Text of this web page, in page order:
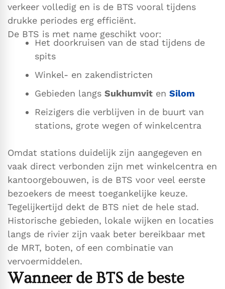
verkeer volledig en is de BTS vooral tijdens
drukke periodes erg efficiënt.
De BTS is met name geschikt voor:
Het doorkruisen van de stad tijdens de
spits
Winkel- en zakendistricten
Gebieden langs Sukhumvit en Silom
Reizigers die verblijven in de buurt van
stations, grote wegen of winkelcentra
Omdat stations duidelijk zijn aangegeven en
vaak direct verbonden zijn met winkelcentra en
kantoorgebouwen, is de BTS voor veel eerste
bezoekers de meest toegankelijke keuze.
Tegelijkertijd dekt de BTS niet de hele stad.
Historische gebieden, lokale wijken en locaties
langs de rivier zijn vaak beter bereikbaar met
de MRT, boten, of een combinatie van
vervoermiddelen.
Wanneer de BTS de beste